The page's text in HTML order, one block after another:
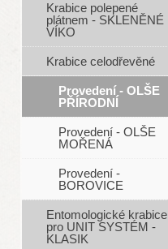
Krabice polepené
plátnem - SKLENĚNÉ
VÍKO
Krabice celodřevěné
Provedení - OLŠE
PŘÍRODNÍ
Provedení - OLŠE
MOŘENÁ
Provedení -
BOROVICE
Entomologické krabice
pro UNIT SYSTÉM -
KLASIK